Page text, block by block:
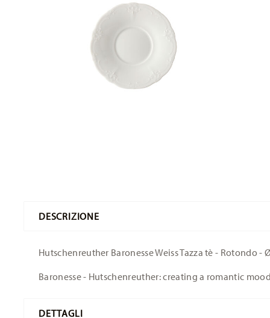
DESCRIZIONE
Hutschenreuther Baronesse Weiss Tazza tè - Rotondo -
Baronesse - Hutschenreuther: creating a romantic mood
DETTAGLI